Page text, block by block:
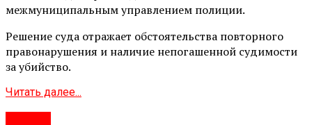
межмуниципальным управлением полиции.
Решение суда отражает обстоятельства повторного
правонарушения и наличие непогашенной судимости
за убийство.
Читать далее...